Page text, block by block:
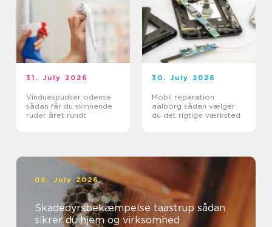
31. July 2026
Vinduespudser odense
sådan får du skinnende
ruder året rundt
30. July 2026
Mobil reparation
aalborg sådan vælger
du det rigtige værksted
06. July 2026
Skadedyrsbekæmpelse taastrup sådan
sikrer du hjem og virksomhed